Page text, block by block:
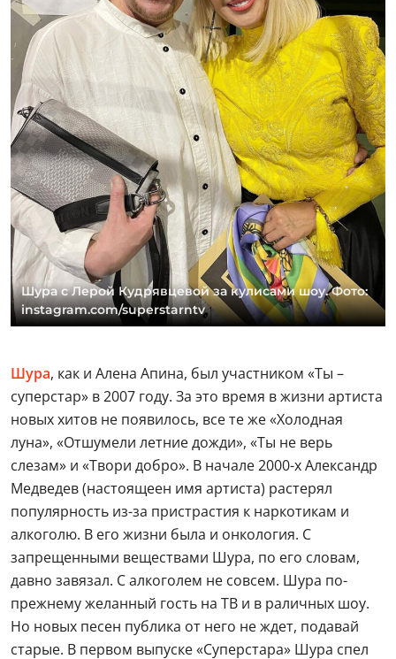
Шура с Лерой Кудрявцевой за кулисами шоу. Фото:
instagram.com/superstarntv
Шура, как и Алена Апина, был участником «Ты –
суперстар» в 2007 году. За это время в жизни артиста
новых хитов не появилось, все те же «Холодная
луна», «Отшумели летние дожди», «Ты не верь
слезам» и «Твори добро». В начале 2000-х Александр
Медведев (настоящеен имя артиста) растерял
популярность из-за пристрастия к наркотикам и
алкоголю. В его жизни была и онкология. С
запрещенными веществами Шура, по его словам,
давно завязал. С алкоголем не совсем. Шура по-
прежнему желанный гость на ТВ и в раличных шоу.
Но новых песен публика от него не ждет, подавай
старые. В первом выпуске «Суперстара» Шура спел